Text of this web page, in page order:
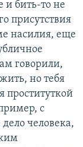
и бить-то не
присутствия
насилия, еще
говорили,
но тебя
проституткой
с
человека,